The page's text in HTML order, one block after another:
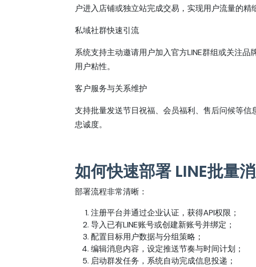
户进入店铺或独立站完成交易，实现用户流量的精
私域社群快速引流
系统支持主动邀请用户加入官方LINE群组或关注
用户粘性。
客户服务与关系维护
支持批量发送节日祝福、会员福利、售后问候等
忠诚度。
如何快速部署 LINE批量
部署流程非常清晰：
注册平台并通过企业认证，获得API权限；
导入已有LINE账号或创建新账号并绑定；
配置目标用户数据与分组策略；
编辑消息内容，设定推送节奏与时间计划；
启动群发任务，系统自动完成信息投递；